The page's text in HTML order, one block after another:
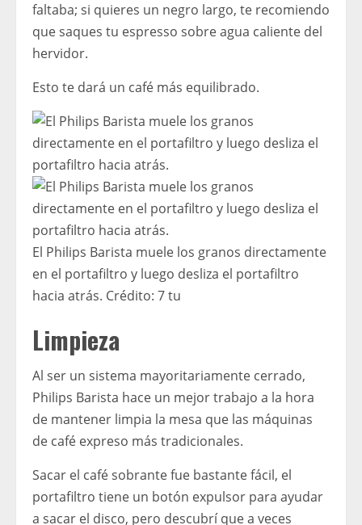
faltaba; si quieres un negro largo, te recomiendo
que saques tu espresso sobre agua caliente del
hervidor.
Esto te dará un café más equilibrado.
El Philips Barista muele los granos directamente
en el portafiltro y luego desliza el portafiltro
hacia atrás. Crédito: 7 tu
Limpieza
Al ser un sistema mayoritariamente cerrado,
Philips Barista hace un mejor trabajo a la hora
de mantener limpia la mesa que las máquinas
de café expreso más tradicionales.
Sacar el café sobrante fue bastante fácil, el
portafiltro tiene un botón expulsor para ayudar
a sacar el disco, pero descubrí que a veces